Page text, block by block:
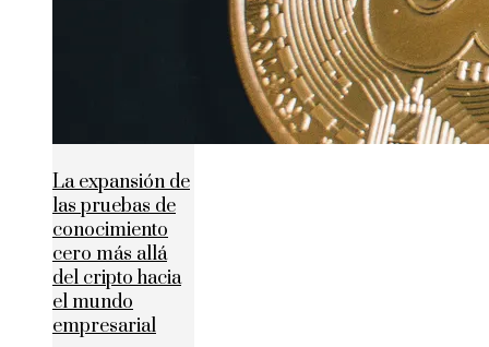
La expansión de
las pruebas de
conocimiento
cero más allá
del cripto hacia
el mundo
empresarial